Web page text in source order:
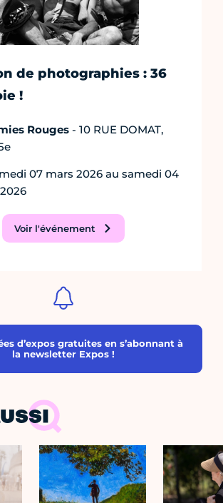
de photographies : 36
!
Rouges - 10 RUE DOMAT,
07 mars 2026 au samedi 04
Voir l'événement
d’expos gratuites en s’abonnant à
la newsletter Expos !